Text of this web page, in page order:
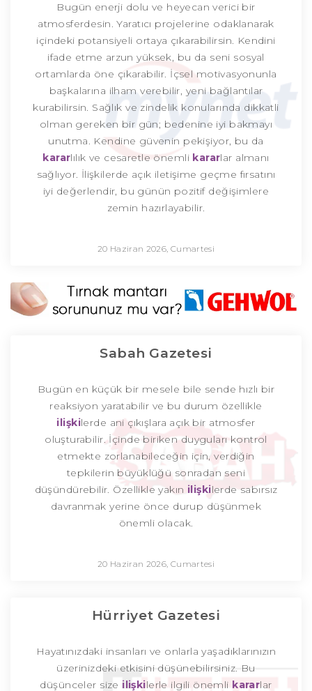
Bugün enerji dolu ve heyecan verici bir
atmosferdesin. Yaratıcı projelerine odaklanarak
içindeki potansiyeli ortaya çıkarabilirsin. Kendini
ifade etme arzun yüksek, bu da seni sosyal
ortamlarda öne çıkarabilir. İçsel motivasyonunla
başkalarına ilham verebilir, yeni bağlantılar
kurabilirsin. Sağlık ve zindelik konularında dikkatli
olman gereken bir gün; bedenine iyi bakmayı
unutma. Kendine güvenin pekişiyor, bu da
kararlılık ve cesaretle önemli kararlar almanı
sağlıyor. İlişkilerde açık iletişime geçme fırsatını
iyi değerlendir, bu günün pozitif değişimlere
zemin hazırlayabilir.
20 Haziran 2026, Cumartesi
Sabah Gazetesi
Bugün en küçük bir mesele bile sende hızlı bir
reaksiyon yaratabilir ve bu durum özellikle
ilişkilerde ani çıkışlara açık bir atmosfer
oluşturabilir. İçinde biriken duyguları kontrol
etmekte zorlanabileceğin için, verdiğin
tepkilerin büyüklüğü sonradan seni
düşündürebilir. Özellikle yakın ilişkilerde sabırsız
davranmak yerine önce durup düşünmek
önemli olacak.
20 Haziran 2026, Cumartesi
Hürriyet Gazetesi
Hayatınızdaki insanları ve onlarla yaşadıklarınızın
üzerinizdeki etkisini düşünebilirsiniz. Bu
düşünceler size ilişkilerle ilgili önemli kararlar